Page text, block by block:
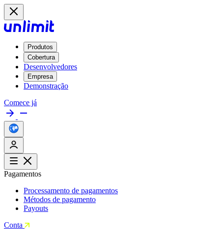
Produtos
Cobertura
Desenvolvedores
Empresa
Demonstração
Comece já
Pagamentos
Processamento de pagamentos
Métodos de pagamento
Payouts
Conta